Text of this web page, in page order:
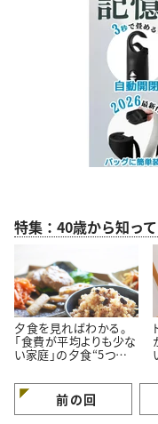
特集：40歳から知っ
夕食を見ればわかる。
「食費が平均よりも少な
い家庭」の夕食“5つの
前の回